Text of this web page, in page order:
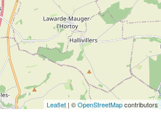
Leaflet | ©OpenStreetMapcontributors